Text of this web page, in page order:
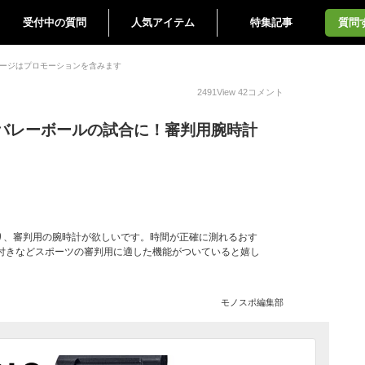
受付中の質問 人気アイテム 特集記事 質問
ジはプロモーションを含みます
2491View 42コメント
レーボールの試合に！審判用腕時計
審判用の腕時計が欲しいです。時間が正確に測れるおす
などスポーツの審判用に適した機能がついていると嬉し
モノスポ編集部